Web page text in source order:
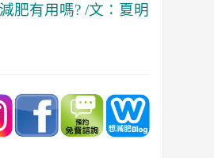
肥有用嗎? /文：夏明